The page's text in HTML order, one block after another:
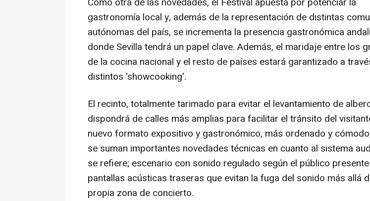
gastronomía local y, además de la representación de distintas
autónomas del país, se incrementa la presencia gastronómica
donde Sevilla tendrá un papel clave. Además, el maridaje entre los
de la cocina nacional y el resto de países estará garantizado a
distintos 'showcooking'.
El recinto, totalmente tarimado para evitar el levantamiento de
dispondrá de calles más amplias para facilitar el tránsito del
nuevo formato expositivo y gastronómico, más ordenado y
se suman importantes novedades técnicas en cuanto al sistema
se refiere; escenario con sonido regulado según el público
pantallas acústicas traseras que evitan la fuga del sonido más allá
propia zona de concierto.